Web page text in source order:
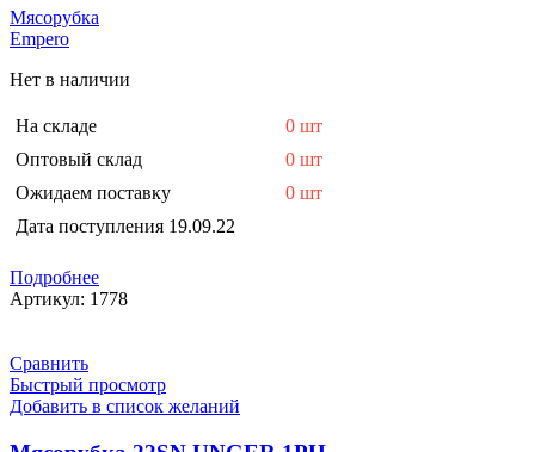
Мясорубка
Empero
Нет в наличии
На складе
0 шт
Оптовый склад
0 шт
Ожидаем поставку
0 шт
Дата поступления 19.09.22
Подробнее
Артикул: 1778
Сравнить
Быстрый просмотр
Добавить в список желаний